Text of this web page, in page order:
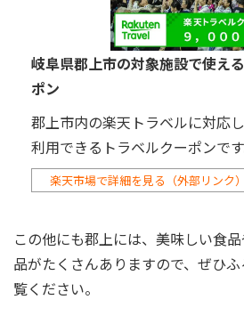
岐阜県郡上市の対象施設で使え
ポン
郡上市内の楽天トラベルに対応
利用できるトラベルクーポンです
楽天市場で詳細を見る（外部リンク）
この他にも郡上には、美味しい食
品がたくさんありますので、ぜひ
覧ください。